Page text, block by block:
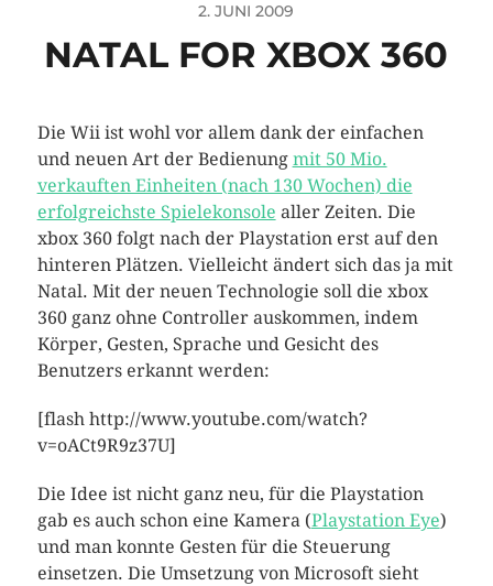
2. JUNI 2009
NATAL FOR XBOX 360
Die Wii ist wohl vor allem dank der einfachen
und neuen Art der Bedienung mit 50 Mio.
verkauften Einheiten (nach 130 Wochen) die
erfolgreichste Spielekonsole aller Zeiten. Die
xbox 360 folgt nach der Playstation erst auf den
hinteren Plätzen. Vielleicht ändert sich das ja mit
Natal. Mit der neuen Technologie soll die xbox
360 ganz ohne Controller auskommen, indem
Körper, Gesten, Sprache und Gesicht des
Benutzers erkannt werden:
[flash http://www.youtube.com/watch?
v=oACt9R9z37U]
Die Idee ist nicht ganz neu, für die Playstation
gab es auch schon eine Kamera (Playstation Eye)
und man konnte Gesten für die Steuerung
einsetzen. Die Umsetzung von Microsoft sieht